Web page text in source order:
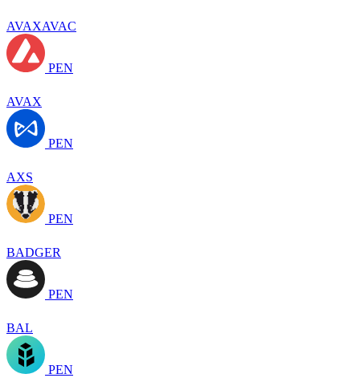
AVAXAVAC
PEN
AVAX
PEN
AXS
PEN
BADGER
PEN
BAL
PEN